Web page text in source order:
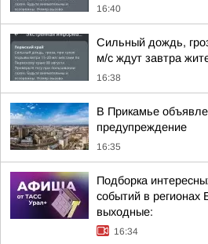
16:40
Сильный дождь,
м/с ждут завтра
16:38
В Прикамье
предупреждение
16:35
Подборка
событий в регионах
выходные:
16:34